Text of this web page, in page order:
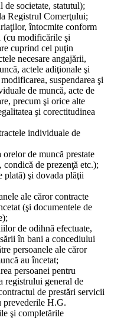
societate, statutul);
Registrul Comerţului;
întocmite conform
(cu modificările şi
cuprind cel puţin
necesare angajării,
actele adiţionale şi
suspendarea şi
de muncă, acte de
precum şi orice alte
şi corectitudinea
individuale de
de muncă prestate
de prezenţă etc.);
plată) şi dovada plăţii
ale căror contracte
(şi documentele de
de odihnă efectuate,
în bani a concediului
persoanele ale căror
au încetat;
persoanei pentru
registrului general de
de prestări servicii
prevederile H.G.
şi completările